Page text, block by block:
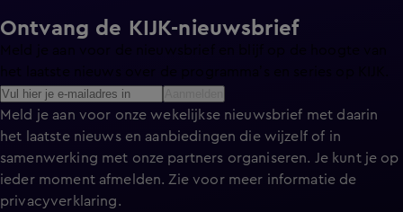
Ontvang de KIJK-nieuwsbrief
Meld je aan voor de nieuwsbrief en blijf op de hoogte van
Meld je aan voor onze wekelijkse nieuwsbrief met daarin
het laatste nieuws en aanbiedingen die wijzelf of in
samenwerking met onze partners organiseren. Je kunt je op
ieder moment afmelden. Zie voor meer informatie de
privacyverklaring.